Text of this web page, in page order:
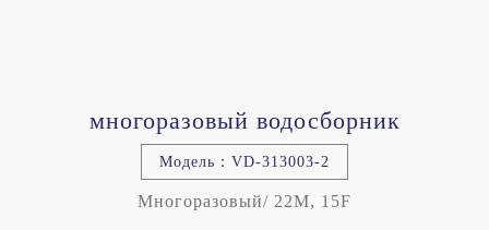
многоразовый водосборник
Модель：VD-313003-2
Многоразовый/ 22M, 15F